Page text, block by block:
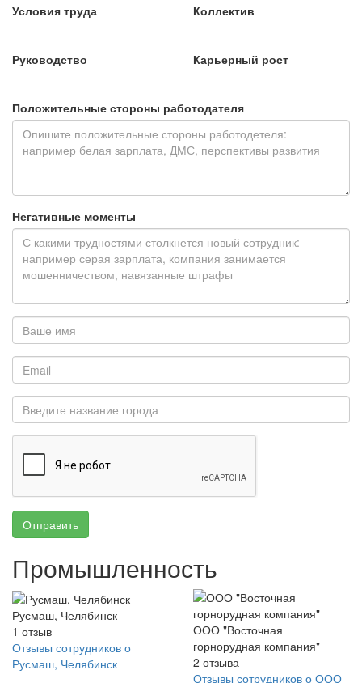
Условия труда
Коллектив
Руководство Карьерный рост
Положительные стороны работодателя
Негативные моменты
Отправить
Промышленность
Русмаш, Челябинск
1 отзыв
Отзывы сотрудников о
Русмаш, Челябинск
ООО "Восточная
горнорудная компания"
2 отзыва
Отзывы сотрудников о ООО